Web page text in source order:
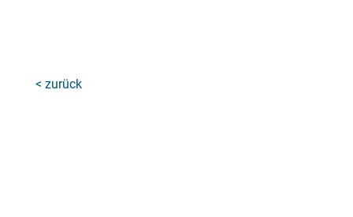
< zurück